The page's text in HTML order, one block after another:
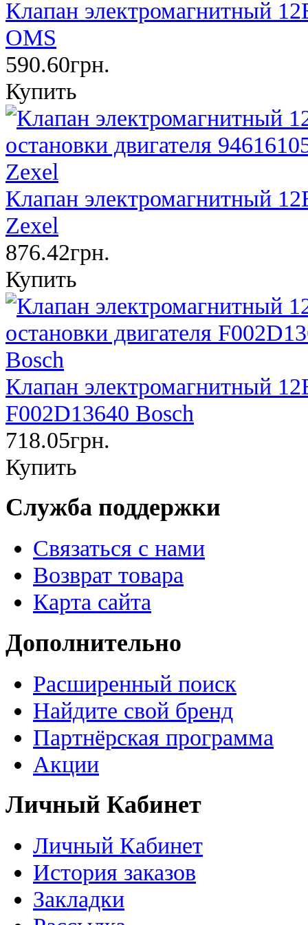
Клапан электромагнитный
OMS
590.60грн.
Купить
Клапан электромагнитный
Zexel
876.42грн.
Купить
Клапан электромагнитный
F002D13640 Bosch
718.05грн.
Купить
Служба поддержки
Связаться с нами
Возврат товара
Карта сайта
Дополнительно
Расширенный поиск
Найдите свой бренд
Партнёрская программа
Акции
Личный Кабинет
Личный Кабинет
История заказов
Закладки